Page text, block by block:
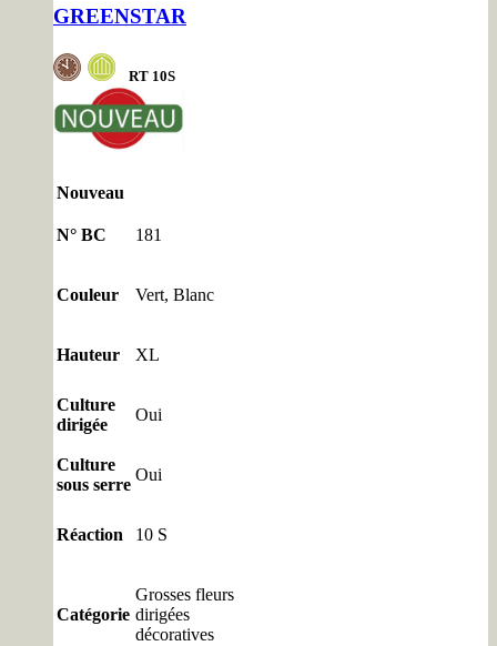
GREENSTAR
RT 10S
Nouveau
N° BC 181
Couleur Vert, Blanc
Hauteur XL
Culture
dirigée
Oui
Culture
sous serre
Oui
Réaction 10 S
Catégorie
Grosses fleurs
dirigées
décoratives